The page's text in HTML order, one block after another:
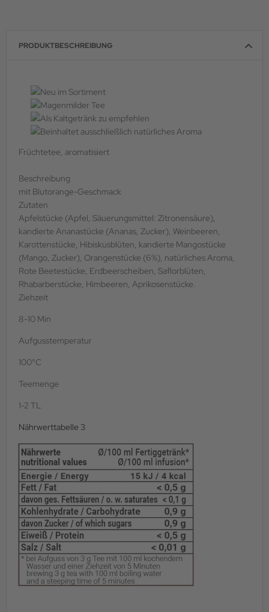
PRODUKTBESCHREIBUNG
Früchtetee, aromatisiert
Beschreibung
mit Blutorange-Geschmack
Zutaten
Apfelstücke (Apfel, Säuerungsmittel: Zitronensäure),
kandierte Ananastücke (Ananas, Zucker), Weinbeeren,
Karottenstücke, Hibiskusblüten, kandierte Mangostücke
(Mango, Zucker), Orangenstücke (6%), natürliches Aroma,
Rote Beetestücke, Erdbeerscheiben, Saflorblüten,
Rhabarberstücke, Himbeeren, Aprikosenstücke.
Ziehzeit
8-10 Min
Aufgusstemperatur
100°C
Teemenge
1-2 TL
Nährwerttabelle 3